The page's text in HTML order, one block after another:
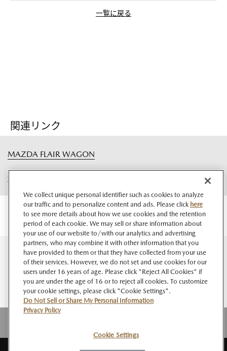
一覧に戻る
関連リンク
MAZDA FLAIR WAGON
福祉車両
We collect unique personal identifier such as cookies to analyze
our traffic and to personalize content and ads. Please click here
to see more details about how we use cookies and the retention
period of each cookie. We may sell or share information about
your use of our website to/with our analytics and advertising
partners, who may combine it with other information that you
have provided to them or that they have collected from your use
of their services. However, we do not set and use cookies for our
users under 16 years of age. Please click "Reject All Cookies" if
you are under the age of 16 or to reject all cookies. To customize
your cookie settings, please click "Cookie Settings".
Do Not Sell or Share My Personal Information
Privacy Policy
Cookie Settings